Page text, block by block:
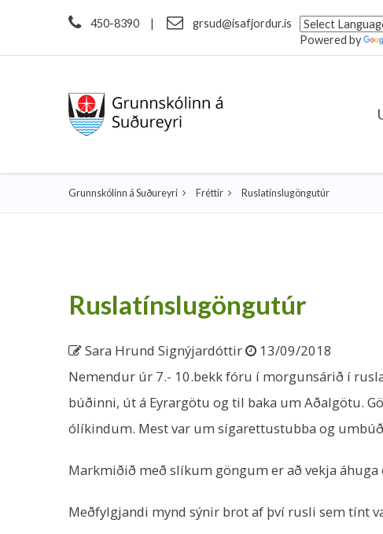
450-8390 |
grsud@isafjordur.is
Powered by
Grunnskólinn á Suðureyri Fréttir Ruslatínslugöngutúr
Ruslatínslugöngutúr
Sara Hrund Signýjardóttir
13/09/2018
Nemendur úr 7.- 10.bekk fóru í morgunsárið í
búðinni, út á Eyrargötu og til baka um Aðalgötu.
ólíkindum. Mest var um sígarettustubba og
Markmiðið með slíkum göngum er að vekja
Meðfylgjandi mynd sýnir brot af því rusli sem tínt